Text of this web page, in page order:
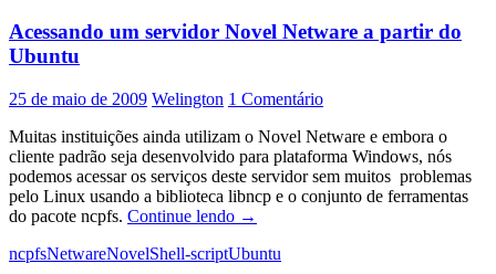
Acessando um servidor Novel Netware a partir do
Ubuntu
25 de maio de 2009 Welington 1 Comentário
Muitas instituições ainda utilizam o Novel Netware e embora o
cliente padrão seja desenvolvido para plataforma Windows, nós
podemos acessar os serviços deste servidor sem muitos problemas
pelo Linux usando a biblioteca libncp e o conjunto de ferramentas
do pacote ncpfs. Continue lendo Acessando
servidor
→
ncpfsNetwareNovelShell-scriptUbuntu